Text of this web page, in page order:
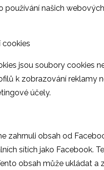
používání našich
jsou soubory cookies
k zobrazování reklamy
účely.
zahrnuli obsah od
sítích jako
obsah může ukládat